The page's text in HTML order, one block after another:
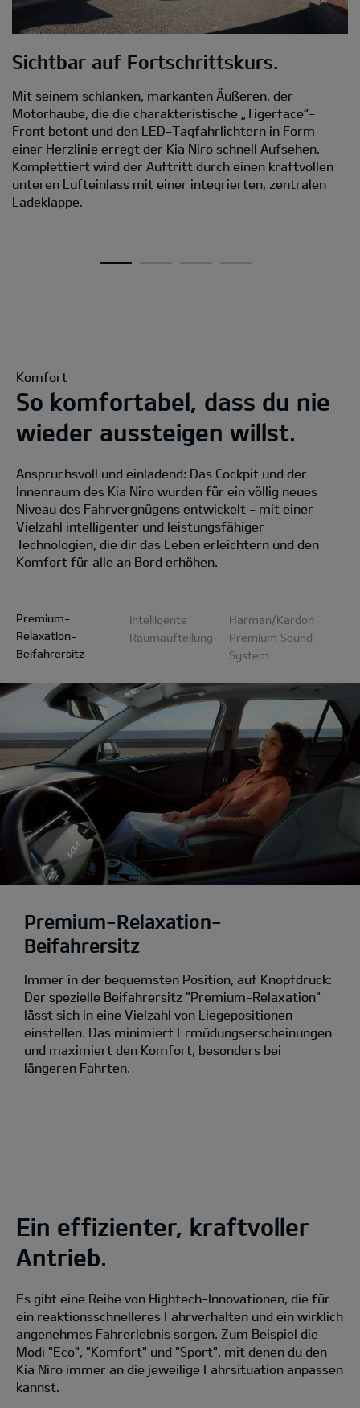
Sichtbar auf Fortschrittskurs.
Mit seinem schlanken, markanten Äußeren, der
Motorhaube, die die charakteristische „Tigerface“-
Front betont und den LED-Tagfahrlichtern in Form
einer Herzlinie erregt der Kia Niro schnell Aufsehen.
Komplettiert wird der Auftritt durch einen kraftvollen
unteren Lufteinlass mit einer integrierten, zentralen
Ladeklappe.
Komfort
So komfortabel, dass du nie
wieder aussteigen willst.
Anspruchsvoll und einladend: Das Cockpit und der
Innenraum des Kia Niro wurden für ein völlig neues
Niveau des Fahrvergnügens entwickelt - mit einer
Vielzahl intelligenter und leistungsfähiger
Technologien, die dir das Leben erleichtern und den
Komfort für alle an Bord erhöhen.
Premium-
Relaxation-
Beifahrersitz
Intelligente
Raumaufteilung
Harman/Kardon
Premium Sound
System
Premium-Relaxation-
Beifahrersitz
Immer in der bequemsten Position, auf Knopfdruck:
Der spezielle Beifahrersitz "Premium-Relaxation"
lässt sich in eine Vielzahl von Liegepositionen
einstellen. Das minimiert Ermüdungserscheinungen
und maximiert den Komfort, besonders bei
längeren Fahrten.
Ein effizienter, kraftvoller
Antrieb.
Es gibt eine Reihe von Hightech-Innovationen, die für
ein reaktionsschnelleres Fahrverhalten und ein wirklich
angenehmes Fahrerlebnis sorgen. Zum Beispiel die
Modi "Eco", "Komfort" und "Sport", mit denen du den
Kia Niro immer an die jeweilige Fahrsituation anpassen
kannst.